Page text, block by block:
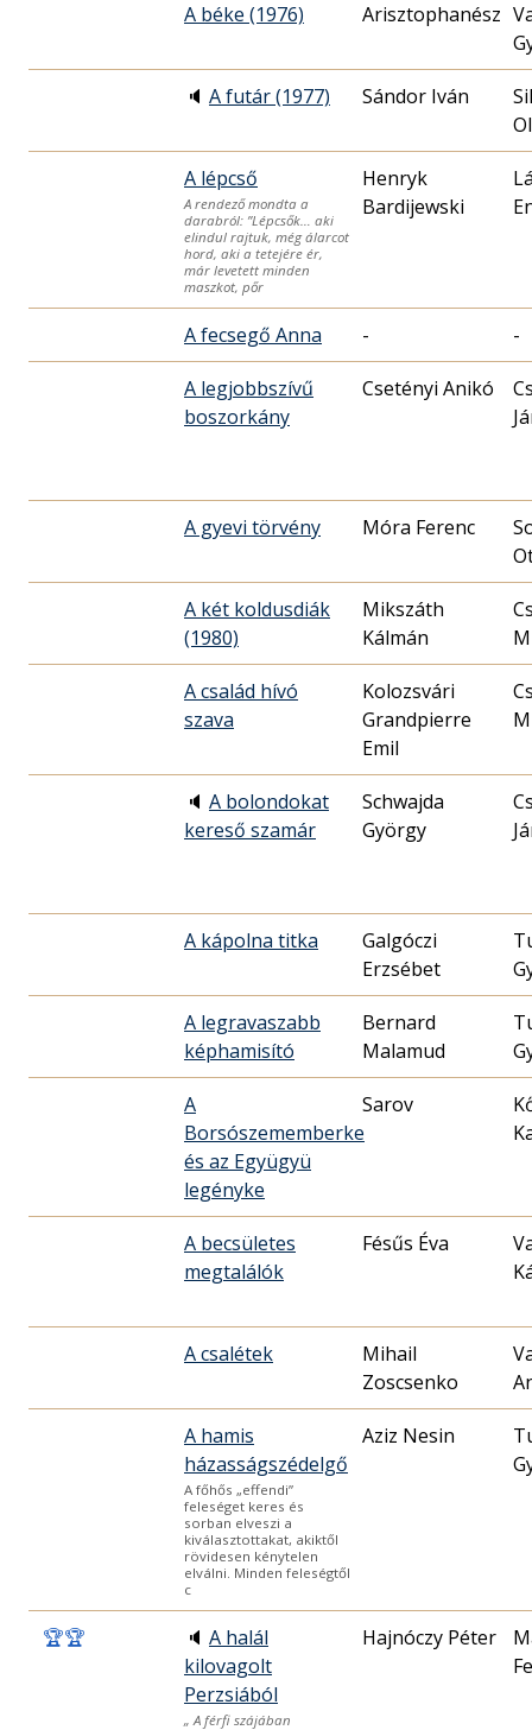
A béke (1976)
🔈 A futár (1977) Sándor Iván
A lépcső
A rendező mondta a
darabról: ”Lépcsők… aki
elindul rajtuk, még álarcot
hord, aki a tetejére ér,
már levetett minden
maszkot, pőr
Henryk
Bardijewski
A fecsegő Anna - -
A legjobbszívű
boszorkány
Csetényi Anikó
A gyevi törvény Móra Ferenc
A két koldusdiák
(1980)
Mikszáth
Kálmán
A család hívó
szava
Kolozsvári
Grandpierre
Emil
🔈 A bolondokat
kereső szamár
Schwajda
György
A kápolna titka
Galgóczi
Erzsébet
A legravaszabb
képhamisító
Bernard
Malamud
A
Borsószememberke
és az Együgyü
legényke
Sarov
A becsületes
megtalálók
Fésűs Éva
A csalétek
Mihail
Zoscsenko
A hamis
házasságszédelgő
A főhős „effendi”
feleséget keres és
sorban elveszi a
kiválasztottakat, akiktől
rövidesen kénytelen
elválni. Minden feleségtől
c
Aziz Nesin
🏆🏆 🔈 A halál
kilovagolt
Perzsiából
„ A férfi szájában
Hajnóczy Péter